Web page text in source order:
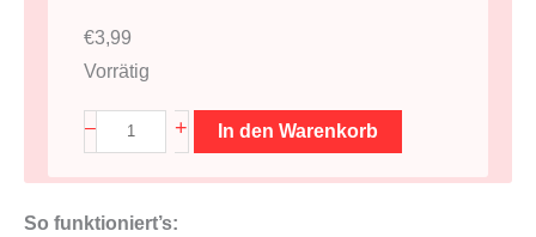
€3,99
Vorrätig
–
P
a
k
+ In den Warenkorb
So funktioniert’s: